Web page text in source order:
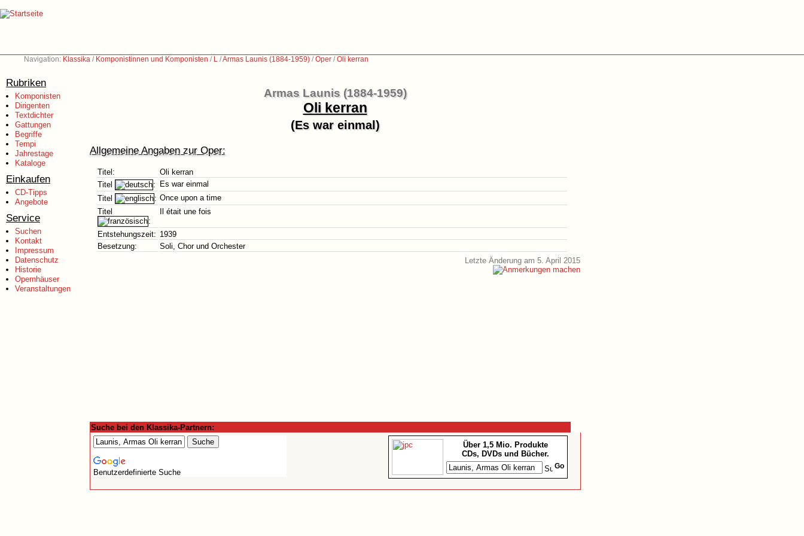
Navigation: Klassika / Komponistinnen und Komponisten / L /Armas Launis (1884-1959) /Oper /Oli kerran
Rubriken
Komponisten
Dirigenten
Textdichter
Gattungen
Begriffe
Tempi
Jahrestage
Kataloge
Einkaufen
CD-Tipps
Angebote
Service
Suchen
Kontakt
Impressum
Datenschutz
Historie
Opernhäuser
Veranstaltungen
Armas Launis (1884-1959)
Oli kerran
(Es war einmal)
Allgemeine Angaben zur Oper:
Titel:
Oli kerran
Titel
:
Es war einmal
Titel
: Once upon a time
Titel
:
Il était une fois
Entstehungszeit: 1939
Besetzung:
Soli, Chor und Orchester
Letzte Änderung am 5. April 2015
Suche bei den Klassika-Partnern:
Benutzerdefinierte Suche
Über 1,5 Mio. Produkte
CDs, DVDs und Bücher.
Go